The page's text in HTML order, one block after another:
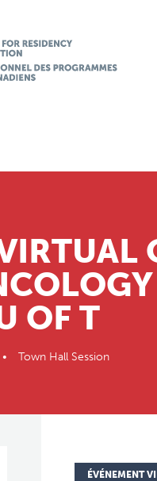
OF T
Town Hall Session
ÉVÉNEMENT